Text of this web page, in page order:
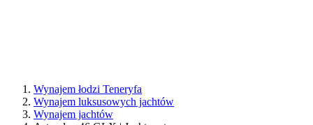
Wynajem łodzi Teneryfa
Wynajem luksusowych jachtów
Wynajem jachtów